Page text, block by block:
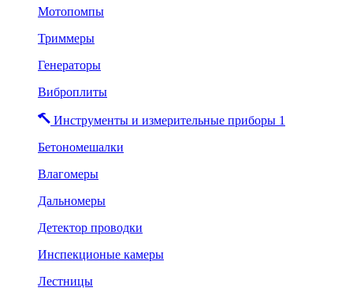
Мотопомпы
Триммеры
Генераторы
Виброплиты
Инструменты и измерительные приборы 1
Бетономешалки
Влагомеры
Дальномеры
Детектор проводки
Инспекционые камеры
Лестницы